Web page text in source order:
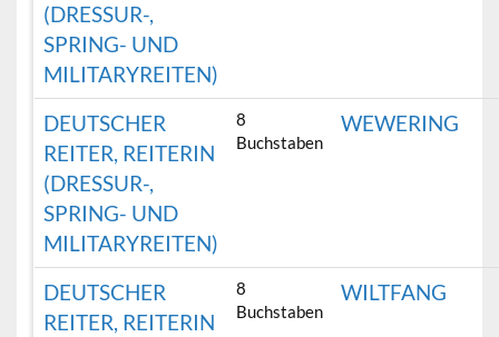
(DRESSUR-,
SPRING- UND
MILITARYREITEN)
DEUTSCHER
REITER, REITERIN
(DRESSUR-,
SPRING- UND
MILITARYREITEN)
8
Buchstaben
WEWERING
DEUTSCHER
REITER, REITERIN
8
Buchstaben
WILTFANG